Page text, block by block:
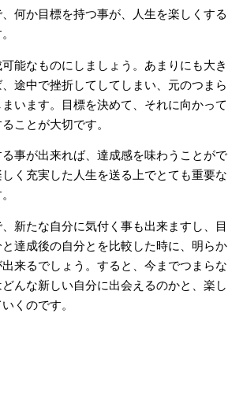
何か目標を持つ事が、人生を楽しくする
能なものにしましょう。あまりにも大き
途中で挫折してしてしまい、元のつまら
います。目標を決めて、それに向かって
ことが大切です。
事が出来れば、達成感を味わうことがで
く充実した人生を送る上でとても重要な
新たな自分に気付く事も出来ますし、目
達成後の自分とを比較した時に、明らか
来るでしょう。すると、今までつまらな
んな新しい自分に出会えるのかと、楽し
くのです。